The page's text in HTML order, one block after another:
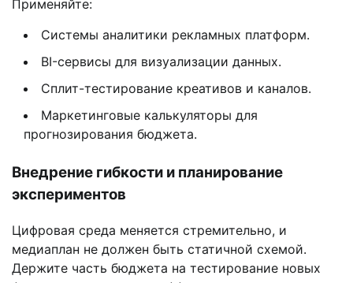
Применяйте:
Системы аналитики рекламных платформ.
BI-сервисы для визуализации данных.
Сплит-тестирование креативов и каналов.
Маркетинговые калькуляторы для
прогнозирования бюджета.
Внедрение гибкости и планирование
экспериментов
Цифровая среда меняется стремительно, и
медиаплан не должен быть статичной схемой.
Держите часть бюджета на тестирование новых